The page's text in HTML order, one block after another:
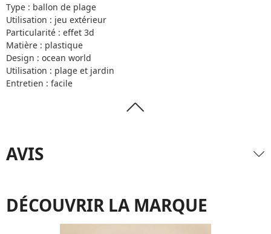
Type : ballon de plage
Utilisation : jeu extérieur
Particularité : effet 3d
Matière : plastique
Design : ocean world
Utilisation : plage et jardin
Entretien : facile
AVIS
DÉCOUVRIR LA MARQUE